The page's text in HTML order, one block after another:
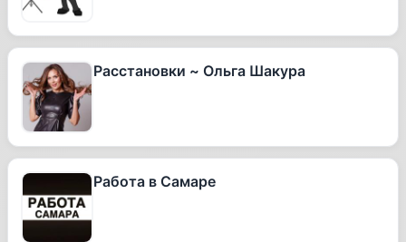
Расстановки ~ Ольга Шакура
Работа в Самаре